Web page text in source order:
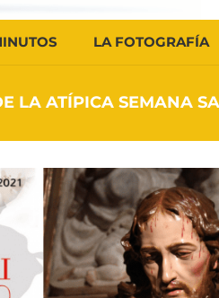
LA FOTOGRAFÍA
LA ATÍPICA SEMANA